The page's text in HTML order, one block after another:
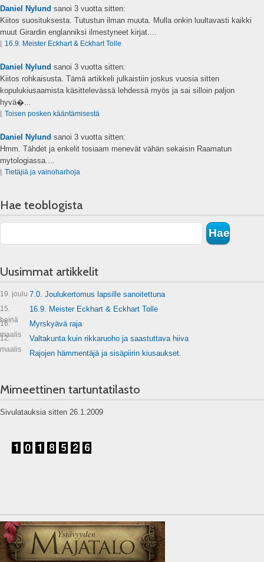
Daniel Nylund sanoi 3 vuotta sitten:
Kiitos suosituksesta. Tutustun ilman muuta. Mulla onkin luultavasti kaikki
muut Girardin englanniksi ilmestyneet kirjat....
⌊ 16.9. Meister Eckhart & Eckhart Tolle
Daniel Nylund sanoi 3 vuotta sitten:
Kiitos rohkaisusta. Tämä artikkeli julkaistiin joskus vuosia sitten
kopulukiusaamista käsittelevässä lehdessä myös ja sai silloin paljon
hyvä�...
⌊ Toisen posken kääntämisestä
Daniel Nylund sanoi 3 vuotta sitten:
Hmm. Tähdet ja enkelit tosiaam menevät vähän sekaisin Raamatun
mytologiassa....
⌊ Tietäjiä ja vainoharhoja
Hae teoblogista
Uusimmat artikkelit
19. joulu 7.0. Joulukertomus lapsille sanoitettuna
15.
heinä
16.9. Meister Eckhart & Eckhart Tolle
16.
maalis
Myrskyävä raja
12.
maalis
Valtakunta kuin rikkaruoho ja saastuttava hiiva
Rajojen hämmentäjä ja sisäpiirin kiusaukset.
Mimeettinen tartuntatilasto
Sivulatauksia sitten 26.1.2009